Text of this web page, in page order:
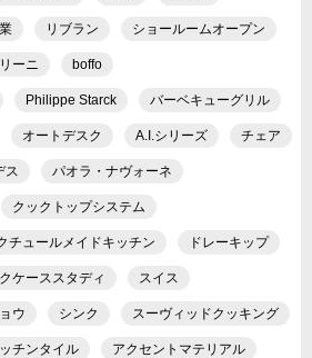
リブラン ショールームオープン
ーニ boffo
Philippe Starck バーベキューグリル
オートデスク A.I.シリーズ チェア
ス パオラ・ナヴォーネ
クックトップシステム
チュールメイドキッチン ドレーキップ
ケーススタディ スイス
ウ シンク スーヴィッドクッキング
チンタイル アクセントマテリアル